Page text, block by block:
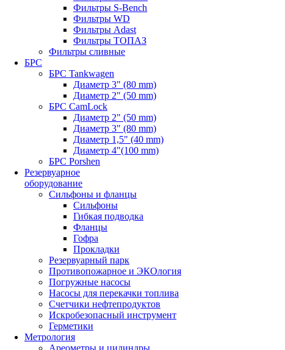
Фильтры S-Bench
Фильтры WD
Фильтры Adast
Фильтры ТОПАЗ
Фильтры сливные
БРС
БРС Tankwagen
Диаметр 3" (80 mm)
Диаметр 2" (50 mm)
БРС CamLock
Диаметр 2" (50 mm)
Диаметр 3" (80 mm)
Диаметр 1,5" (40 mm)
Диаметр 4"(100 mm)
БРС Porshen
Резервуарное
оборудование
Сильфоны и фланцы
Сильфоны
Гибкая подводка
Фланцы
Гофра
Прокладки
Резервуарный парк
Противопожарное и ЭКОлогия
Погружные насосы
Насосы для перекачки топлива
Счетчики нефтепродуктов
Искробезопасный инструмент
Герметики
Метрология
Ареометры и цилиндры